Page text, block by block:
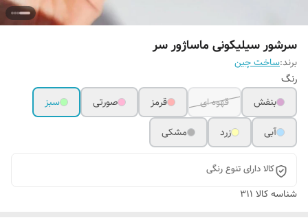
سرشور سیلیکونی ماساژور سر
برند:ساخت چین
رنگ
بنفش
قهوه ای قرمز صورتی
سبز
آبی
زرد مشکی
کالا دارای تنوع رنگی
شناسه کالا 311